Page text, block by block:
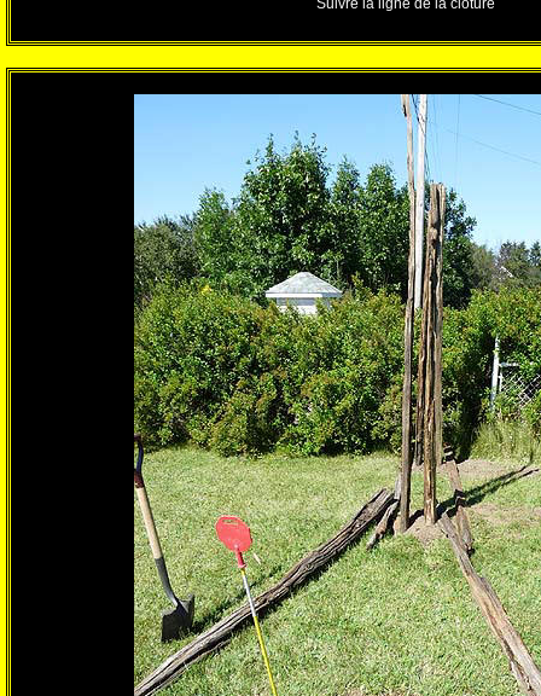
Suivre la ligne de la clôture